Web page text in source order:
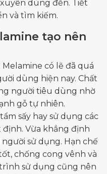
dùng đến. Tiết
và tìm kiếm.
tạo nên
có lẽ đã quá
dùng hiện nay. Chất
người tiêu dùng nhờ
gỗ tự nhiên.
sấy hay sử dụng các
định. Vừa khẳng định
sử dụng. Hạn chế
chống cong vênh và
sử dụng cũng nên